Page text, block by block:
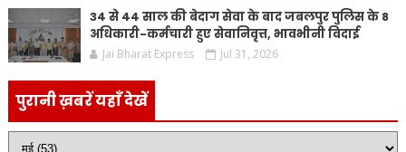
34 से 44 साल की बेदाग सेवा के बाद जबलपुर पुलिस के 8
अधिकारी-कर्मचारी हुए सेवानिवृत्त, भावभीनी विदाई
Jai Bharat Express Jul 31, 2026
पुरानी ख़बरें यहाँ देखें